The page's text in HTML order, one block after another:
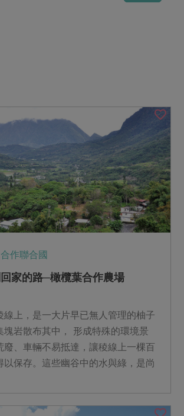
地區活動
合作聯合國
家的路─橄欖葉合作農場
線上，是一大片早已無人管理的柚子
塊岩散布其中， 形成特殊的環境景
廢、車輛不易抵達，讓稜線上一棵百
以保存。這些幽谷中的水與綠，是尚